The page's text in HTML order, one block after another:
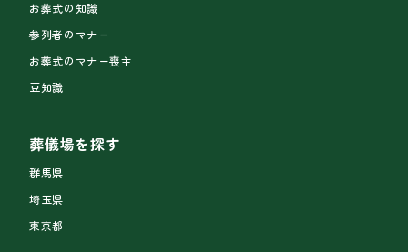
お葬式の知識
参列者のマナー
お葬式のマナー喪主
豆知識
葬儀場を探す
群馬県
埼玉県
東京都